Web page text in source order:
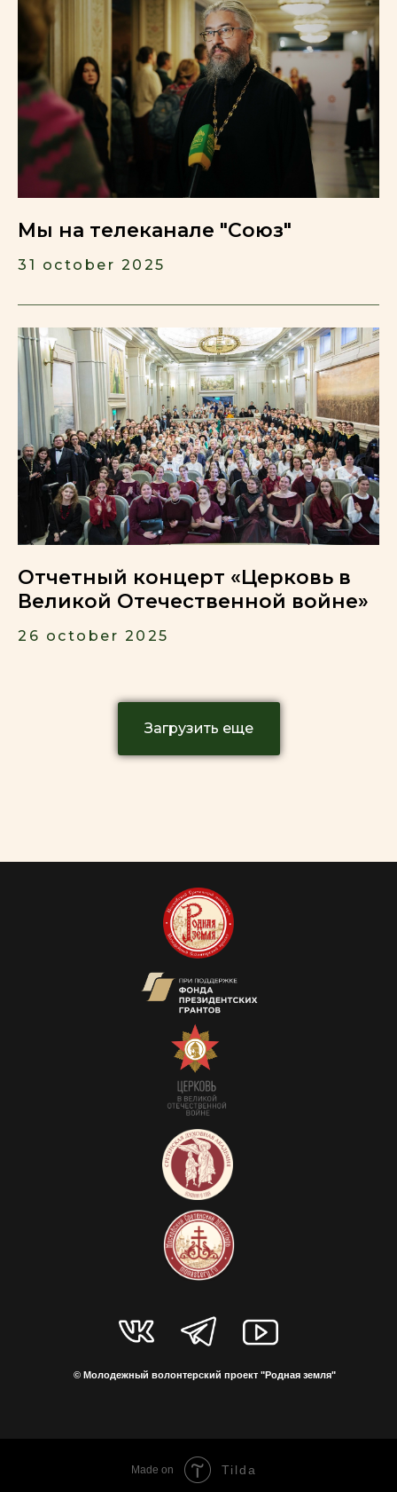
Мы на телеканале "Союз"
31 october 2025
Отчетный концерт «Церковь в
Великой Отечественной войне»
26 october 2025
Загрузить еще
© Молодежный волонтерский проект "Родная земля"
Made on Tilda